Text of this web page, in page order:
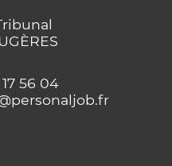
56 04